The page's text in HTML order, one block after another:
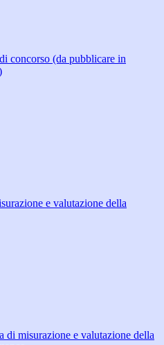
concorso (da pubblicare in
e valutazione della
di misurazione e valutazione della